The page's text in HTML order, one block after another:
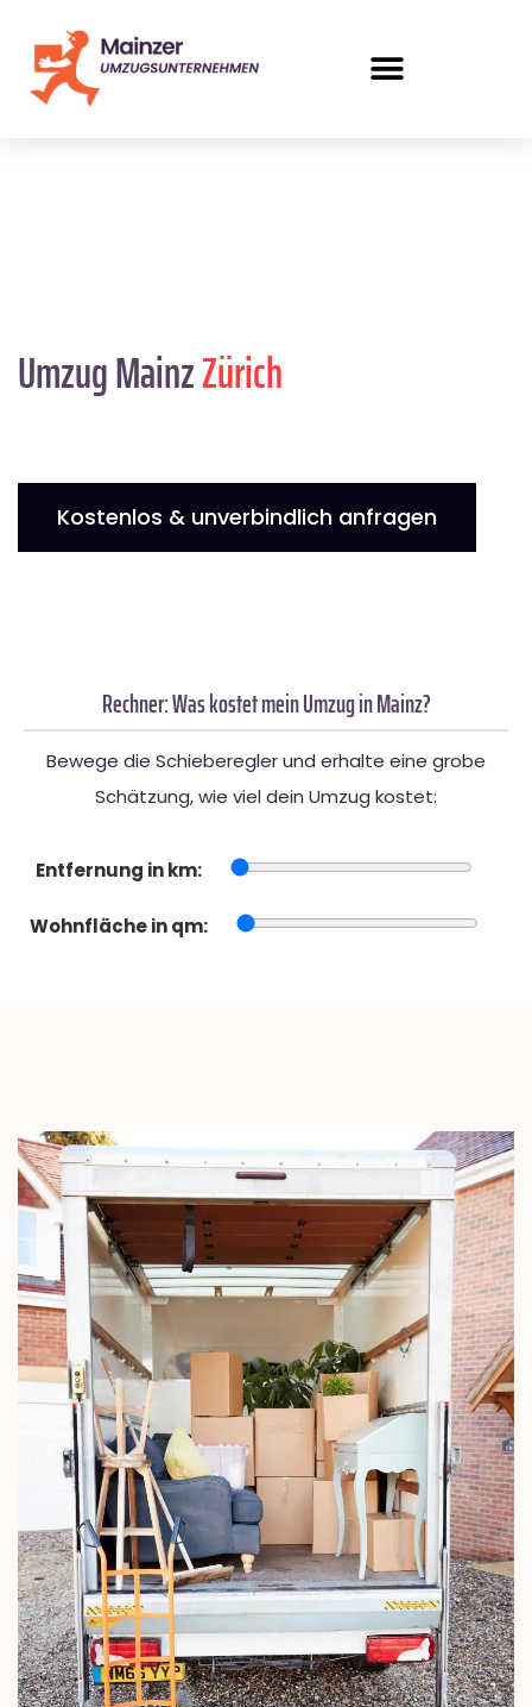
Umzug MainzZürich
Kostenlos & unverbindlich anfragen
Rechner: Was kostet mein Umzug in Mainz?
Bewege die Schieberegler und erhalte eine grobe
Schätzung, wie viel dein Umzug kostet:
Entfernung in km:
Wohnfläche in qm: